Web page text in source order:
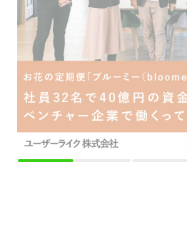
Copyright© Atrae, Inc. All
転職サイトGreen エンジニア・技術職
【自社サービス/自然言語処理/Python】レビュー分